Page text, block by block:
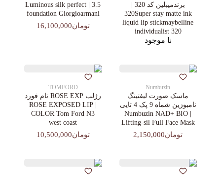
برندمیبلین کد 320 |
320Super stay matte ink
liquid lip stickmaybelline
individualist 320
نا موجود
3.5 | Luminous silk perfect
foundation Giorgioarmani
تومان16,100,000
Numbuzin
ماسک صورت لیفتینگ
نامبوزین شماه 9 پک 4 تایی
| Numbuzin NAD+ BIO
Lifting-sil Full Face Mask
تومان2,150,000
TOMFORD
رژلب ROSE EXP تام فورد
| ROSE EXPOSED LIP
COLOR Tom Ford N3
west coast
تومان10,500,000